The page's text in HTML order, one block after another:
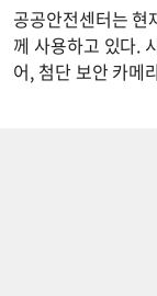
공공안전센터는 현
께 사용하고 있다.
어, 첨단 보안 카메